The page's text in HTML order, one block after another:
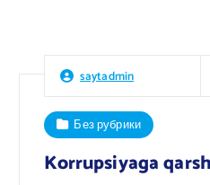
saytadmin
Без рубрики
Korrupsiyaga